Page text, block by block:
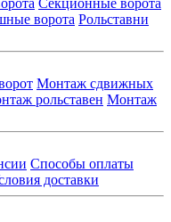
ворота Рольставни
Монтаж сдвижных
рольставен Монтаж
Способы оплаты
доставки